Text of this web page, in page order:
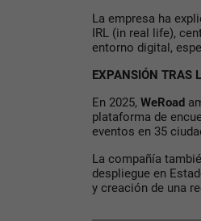
La empresa ha
IRL (in real life),
entorno digital,
EXPANSIÓN TRAS
En 2025, WeRoad
plataforma de
eventos en 35
La compañía
despliegue en
y creación de una